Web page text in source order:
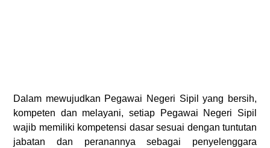
Dalam mewujudkan Pegawai Negeri Sipil yang bersih,
kompeten dan melayani, setiap Pegawai Negeri Sipil
wajib memiliki kompetensi dasar sesuai dengan tuntutan
jabatan dan peranannya sebagai penyelenggara